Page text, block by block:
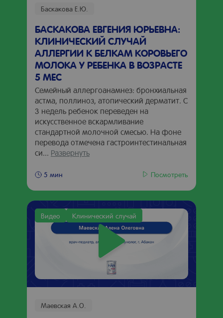
Баскакова Е.Ю.
БАСКАКОВА ЕВГЕНИЯ ЮРЬЕВНА:
КЛИНИЧЕСКИЙ СЛУЧАЙ
АЛЛЕРГИИ К БЕЛКАМ КОРОВЬЕГО
МОЛОКА У РЕБЕНКА В ВОЗРАСТЕ
5 МЕС
Семейный аллергоанамнез: бронхиальная
астма, поллиноз, атопический дерматит. С
3 недель ребенок переведен на
искусственное вскармливание
стандартной молочной смесью. На фоне
перевода отмечена гастроинтестинальная
си... Развернуть
5 мин Посмотреть
Видео Клинический случай
Маевская А.О.